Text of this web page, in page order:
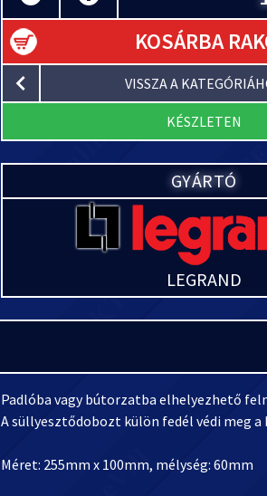
KOSÁRBA
VISSZA A
KÉSZLETEN
GYÁRTÓ
LEGRAND
Padlóba vagy bútorzatba elhelyezhető
A süllyesztődobozt külön fedél védi meg
Méret: 255mm x 100mm, mélység: 60mm